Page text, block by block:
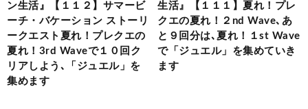
ン生活』【１１２】サマービ
ーチ・バケーション ストーリ
ークエスト夏れ！プレクエの
夏れ！3rd Waveで１０回ク
リアしよう､「ジュエル」を
集めます
生活』【１１１】夏れ！プレ
クエの夏れ！２nd Wave､あ
と９回分は､夏れ！１st Wave
で「ジュエル」を集めていき
ます